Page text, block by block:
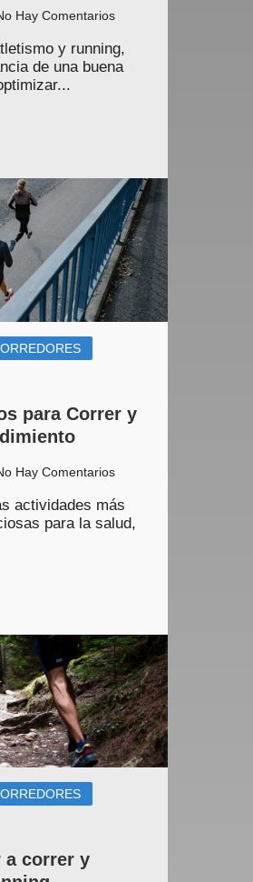
Hay Comentarios
y running,
de una buena
para Correr y
Hay Comentarios
actividades más
para la salud,
a correr y